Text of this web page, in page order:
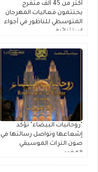
أكثر من 45 ألف متفرج
يختتمون فعاليات المهرجان
المتوسطي للناظور في أجواء
استثنائية
"روحانيات البيضاء" تؤكد
إشعاعها وتواصل رسالتها في
صون التراث الموسيقي
المغربي